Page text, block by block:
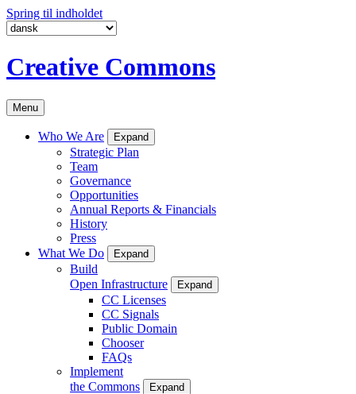
Spring til indholdet
Creative Commons
Menu
Who We Are Expand
Strategic Plan
Team
Governance
Opportunities
Annual Reports & Financials
History
Press
What We Do
Expand
Build
Open Infrastructure
Expand
CC Licenses
CC Signals
Public Domain
Chooser
FAQs
Implement
the Commons
Expand